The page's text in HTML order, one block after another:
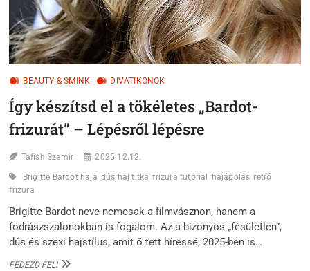
BEAUTY & SMINK DIVATIKONOK
Így készítsd el a tökéletes „Bardot-
frizurát” – Lépésről lépésre
Tafish Szemir 2025.12.12.
Brigitte Bardot haja dús haj titka frizura tutorial hajápolás retró
frizura
Brigitte Bardot neve nemcsak a filmvásznon, hanem a
fodrászszalonokban is fogalom. Az a bizonyos „fésületlen”,
dús és szexi hajstílus, amit ő tett híressé, 2025-ben is…
FEDEZD FEL!ÍGY